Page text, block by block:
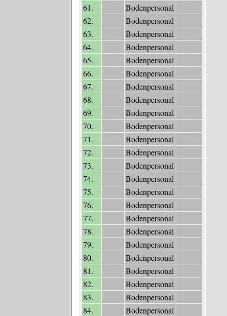
61.
Bodenpersonal
62.
Bodenpersonal
63.
Bodenpersonal
64.
Bodenpersonal
65.
Bodenpersonal
66.
Bodenpersonal
67.
Bodenpersonal
68.
Bodenpersonal
69.
Bodenpersonal
70.
Bodenpersonal
71.
Bodenpersonal
72.
Bodenpersonal
73.
Bodenpersonal
74.
Bodenpersonal
75.
Bodenpersonal
76.
Bodenpersonal
77.
Bodenpersonal
78.
Bodenpersonal
79.
Bodenpersonal
80.
Bodenpersonal
81.
Bodenpersonal
82.
Bodenpersonal
83.
Bodenpersonal
84.
Bodenpersonal